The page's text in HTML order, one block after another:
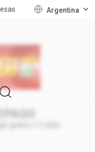
Argentina
Claro